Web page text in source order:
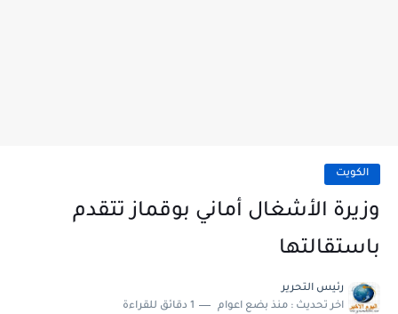
الكويت
وزيرة الأشغال أماني بوقماز تتقدم
باستقالتها
رئيس التحرير
اخر تحديث : منذ بضع اعوام 1 دقائق للقراءة